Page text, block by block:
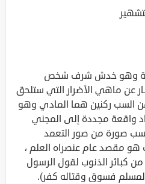
وهو خدش شرف شخص
عن ماهي الأضرار التي ستلحق
السب ركنين هما المادي وهو
واقعة مجددة إلى المجني
صورة من صور التعمد
هو مقصد عام عنصراه العلم ،
من كبائر الذنوب لقول الرسول
فسوق وقتاله كفر).